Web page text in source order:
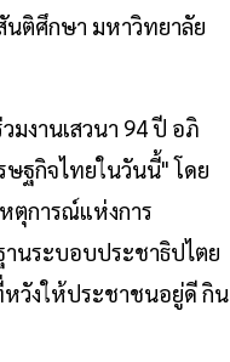
นติศึกษา มหาวิทยาลัย
มงานเสวนา 94 ปี อภิ
ษฐกิจไทยในวันนี้" โดย
ตุการณ์แห่งการ
านระบอบประชาธิปไตย
หวังให้ประชาชนอยู่ดี กิน